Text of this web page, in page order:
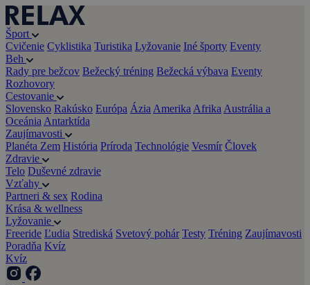
Šport
Cvičenie Cyklistika Turistika Lyžovanie Iné športy Eventy
Beh
Rady pre bežcov Bežecký tréning Bežecká výbava Eventy
Rozhovory
Cestovanie
Slovensko Rakúsko Európa Ázia Amerika Afrika Austrália a
Oceánia Antarktída
Zaujímavosti
Planéta Zem História Príroda Technológie Vesmír Človek
Zdravie
Telo Duševné zdravie
Vzťahy
Partneri & sex Rodina
Krása & wellness
Lyžovanie
Freeride Ľudia Strediská Svetový pohár Testy Tréning Zaujímavosti
Poradňa Kvíz
Kvíz